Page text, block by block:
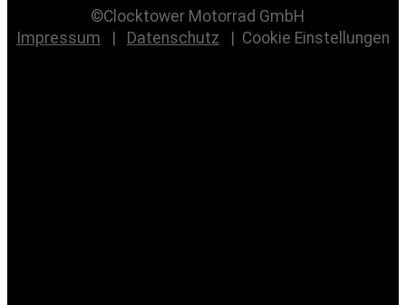
©Clocktower Motorrad GmbH
Impressum
| Datenschutz | Cookie Einstellungen